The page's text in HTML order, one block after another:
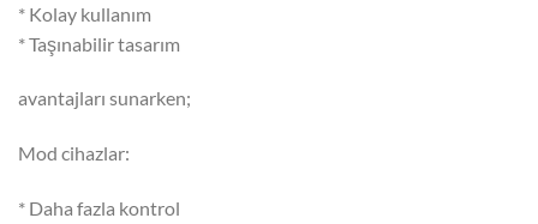
* Kolay kullanım
* Taşınabilir tasarım
avantajları sunarken;
Mod cihazlar:
* Daha fazla kontrol